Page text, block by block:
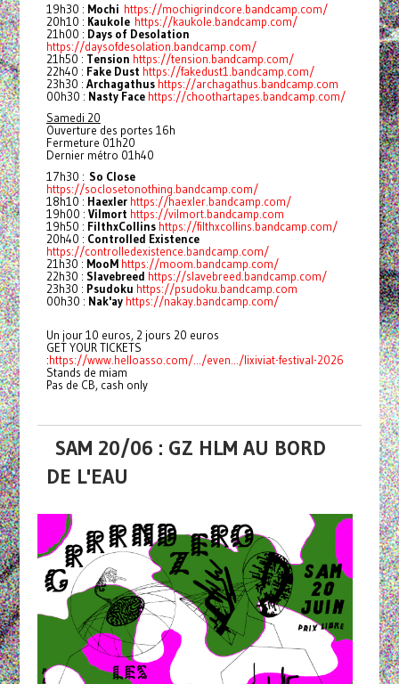
19h30 : Mochi https://mochigrindcore.bandcamp.com/
20h10 : Kaukole https://kaukole.bandcamp.com/
21h00 : Days of Desolation
https://daysofdesolation.bandcamp.com/
21h50 : Tension https://tension.bandcamp.com/
22h40 : Fake Dust https://fakedust1.bandcamp.com/
23h30 : Archagathushttps://archagathus.bandcamp.com
00h30 : Nasty Face https://choothartapes.bandcamp.com/
Samedi 20
Ouverture des portes 16h
Fermeture 01h20
Dernier métro 01h40
17h30 : So Close
https://soclosetonothing.bandcamp.com/
18h10 : Haexler https://haexler.bandcamp.com/
19h00 : Vilmort https://vilmort.bandcamp.com
19h50 : FilthxCollins https://filthxcollins.bandcamp.com/
20h40 : Controlled Existence
https://controlledexistence.bandcamp.com/
21h30 : MooM https://moom.bandcamp.com/
22h30 : Slavebreed https://slavebreed.bandcamp.com/
23h30 : Psudoku https://psudoku.bandcamp.com
00h30 : Nak'ay https://nakay.bandcamp.com/
Un jour 10 euros, 2 jours 20 euros
GET YOUR TICKETS
:https://www.helloasso.com/.../even.../lixiviat-festival-2026
Stands de miam
Pas de CB, cash only
SAM 20/06 : GZ HLM AU BORD
DE L'EAU